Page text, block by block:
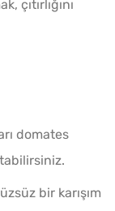
çıtırlığını
domates
bir karışım